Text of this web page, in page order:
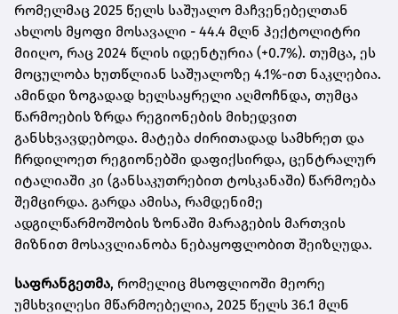
რომელმაც 2025 წელს საშუალო მაჩვენებელთან
ახლოს მყოფი მოსავალი - 44.4 მლნ ჰექტოლიტრი
მიიღო, რაც 2024 წლის იდენტურია (+0.7%). თუმცა, ეს
მოცულობა ხუთწლიან საშუალოზე 4.1%-ით ნაკლებია.
ამინდი ზოგადად ხელსაყრელი აღმოჩნდა, თუმცა
წარმოების ზრდა რეგიონების მიხედვით
განსხვავდებოდა. მატება ძირითადად სამხრეთ და
ჩრდილოეთ რეგიონებში დაფიქსირდა, ცენტრალურ
იტალიაში კი (განსაკუთრებით ტოსკანაში) წარმოება
შემცირდა. გარდა ამისა, რამდენიმე
ადგილწარმოშობის ზონაში მარაგების მართვის
მიზნით მოსავლიანობა ნებაყოფლობით შეიზღუდა.
საფრანგეთმა, რომელიც მსოფლიოში მეორე
უმსხვილესი მწარმოებელია, 2025 წელს 36.1 მლნ